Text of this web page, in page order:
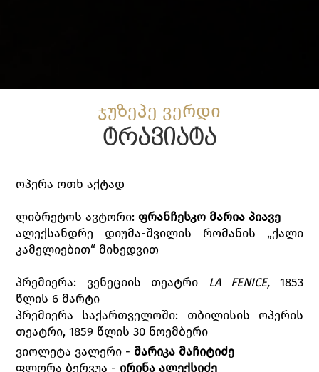
ჯუზეპე ვერდი
ტრავიატა
ოპერა ოთხ აქტად
ლიბრეტოს ავტორი:ფრანჩესკო მარია პიავე
ალექსანდრე დიუმა-შვილის რომანის „ქალი
კამელიებით“ მიხედვით
პრემიერა: ვენეციის თეატრი LA FENICE, 1853
წლის 6 მარტი
პრემიერა საქართველოში: თბილისის ოპერის
თეატრი, 1859 წლის 30 ნოემბერი
ვიოლეტა ვალერი - მარიკა მაჩიტიძე
ფლორა ბერვუა - ირინა ალექსიძე